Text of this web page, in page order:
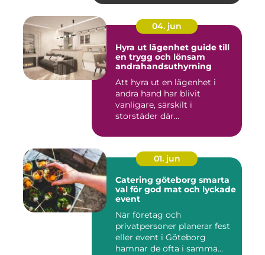
04. jun
Hyra ut lägenhet guide till
en trygg och lönsam
andrahandsuthyrning
Att hyra ut en lägenhet i
andra hand har blivit
vanligare, särskilt i
storstäder där
01. jun
Catering göteborg smarta
val för god mat och lyckade
event
När företag och
privatpersoner planerar fest
eller event i Göteborg
hamnar de ofta i samma